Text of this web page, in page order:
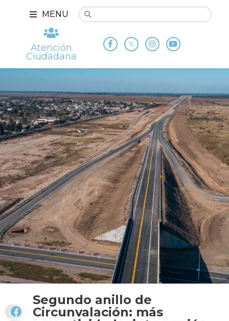
MENU
Atención
Ciudadana
Segundo anillo de
Circunvalación: más